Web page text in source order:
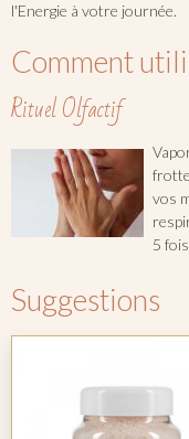
l'Energie à votre journée.
Comment
Rituel Olfactif
vos
5
Suggestions